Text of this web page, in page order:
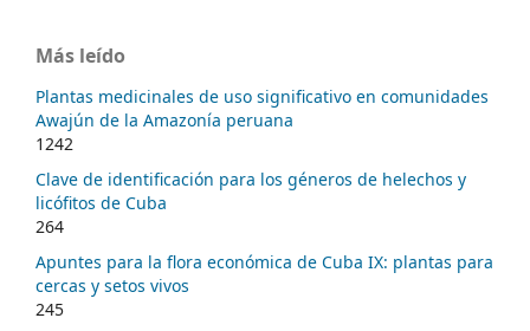
Más leído
Plantas medicinales de uso significativo en comunidades
Awajún de la Amazonía peruana
1242
Clave de identificación para los géneros de helechos y
licófitos de Cuba
264
Apuntes para la flora económica de Cuba IX: plantas para
cercas y setos vivos
245